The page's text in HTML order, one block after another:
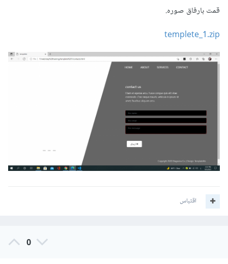
أن تكون الدالة click فيرجى تعديل الكود التالي
$('.nav-link').onClick(function () {
nav").removeClass("active");
ليصبح
        $(this).addClass("active");
قمت بارفاق صوره.
templete_1.zip
اقتباس
0